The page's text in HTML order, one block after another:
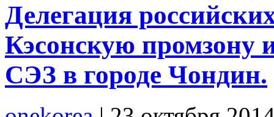
Делегация
Кэсонскую промзону
СЭЗ в городе Чондин.